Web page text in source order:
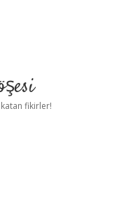
fikirler!